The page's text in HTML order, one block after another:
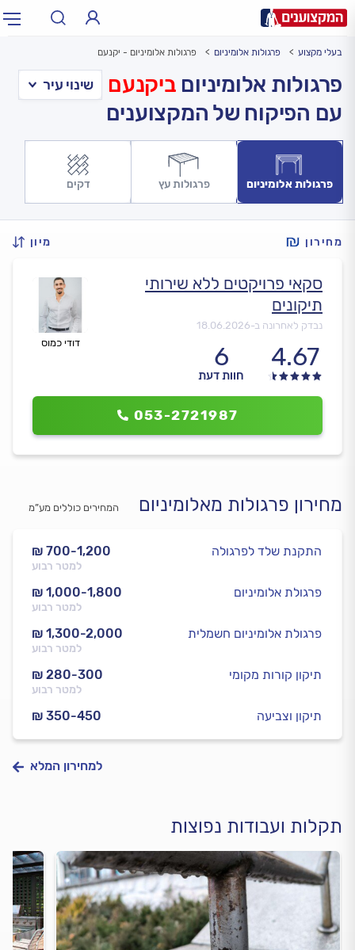
עירעיר: תל אביב, חיפה…
בעלי מקצוע פרגולות אלומיניום פרגולות אלומיניום - יקנעם
פרגולות אלומיניום ביקנעם
עם הפיקוח של המקצוענים
פרגולות אלומיניום פרגולות עץ דקים
מחירון מיון
דודי כמוס
סקאי פרויקטים ללא שירותי
תיקונים
נבדק לאחרונה ב-18.06.2026
4.67
6
חוות דעת
053-2721987
מחירון פרגולות מאלומיניום המחירים כוללים מע”מ
₪ 700-1,200
למטר רבוע
התקנת שלד לפרגולה
₪ 1,000-1,800
למטר רבוע
פרגולת אלומיניום
₪ 1,300-2,000
למטר רבוע
פרגולת אלומיניום חשמלית
₪ 280-300
למטר רבוע
תיקון קורות מקומי
₪ 350-450 תיקון וצביעה
למחירון המלא
תקלות ועבודות נפוצות